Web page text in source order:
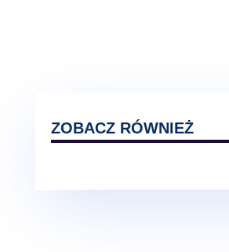
ZOBACZ RÓWNIEŻ